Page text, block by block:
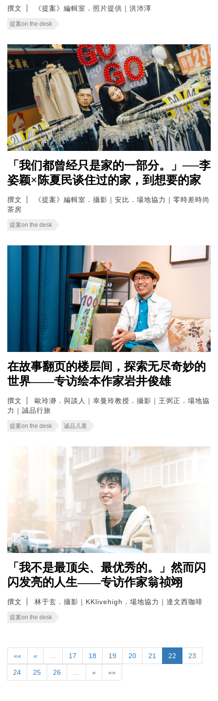
撰文 《提案》編輯室．照片提供｜洪沛澤
提案on the desk
「我们都曾经只是家的一部分。」──李
姿颖×陈夏民谈住过的家，到想要的家
撰文
《提案》編輯室．攝影｜安比．場地協力｜零時差時尚
茶房
提案on the desk
在故事翻页的楼层间，探索无尽奇妙的
世界——专访绘本作家岩井俊雄
撰文
歐玲瀞．與談人｜幸曼玲教授．攝影｜王弼正．場地協
力｜誠品行旅
提案on the desk 诚品儿童
「我不是最顶尖、最优秀的。」然而闪
闪发亮的人生——专访作家翁祯翊
撰文 林于玄．攝影｜KKlivehigh．場地協力｜達文西咖啡
提案on the desk
«« « 17 18 19 20 21 22 23
24 25 26 » »»